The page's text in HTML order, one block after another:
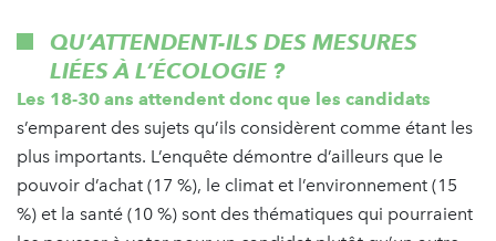
QU’ATTENDENT-ILS DES MESURES
LIÉES À L’ÉCOLOGIE ?
Les 18-30 ans attendent donc que les candidats
s’emparent des sujets qu’ils considèrent comme étant les
plus importants. L’enquête démontre d’ailleurs que le
pouvoir d’achat (17 %), le climat et l’environnement (15
%) et la santé (10 %) sont des thématiques qui pourraient